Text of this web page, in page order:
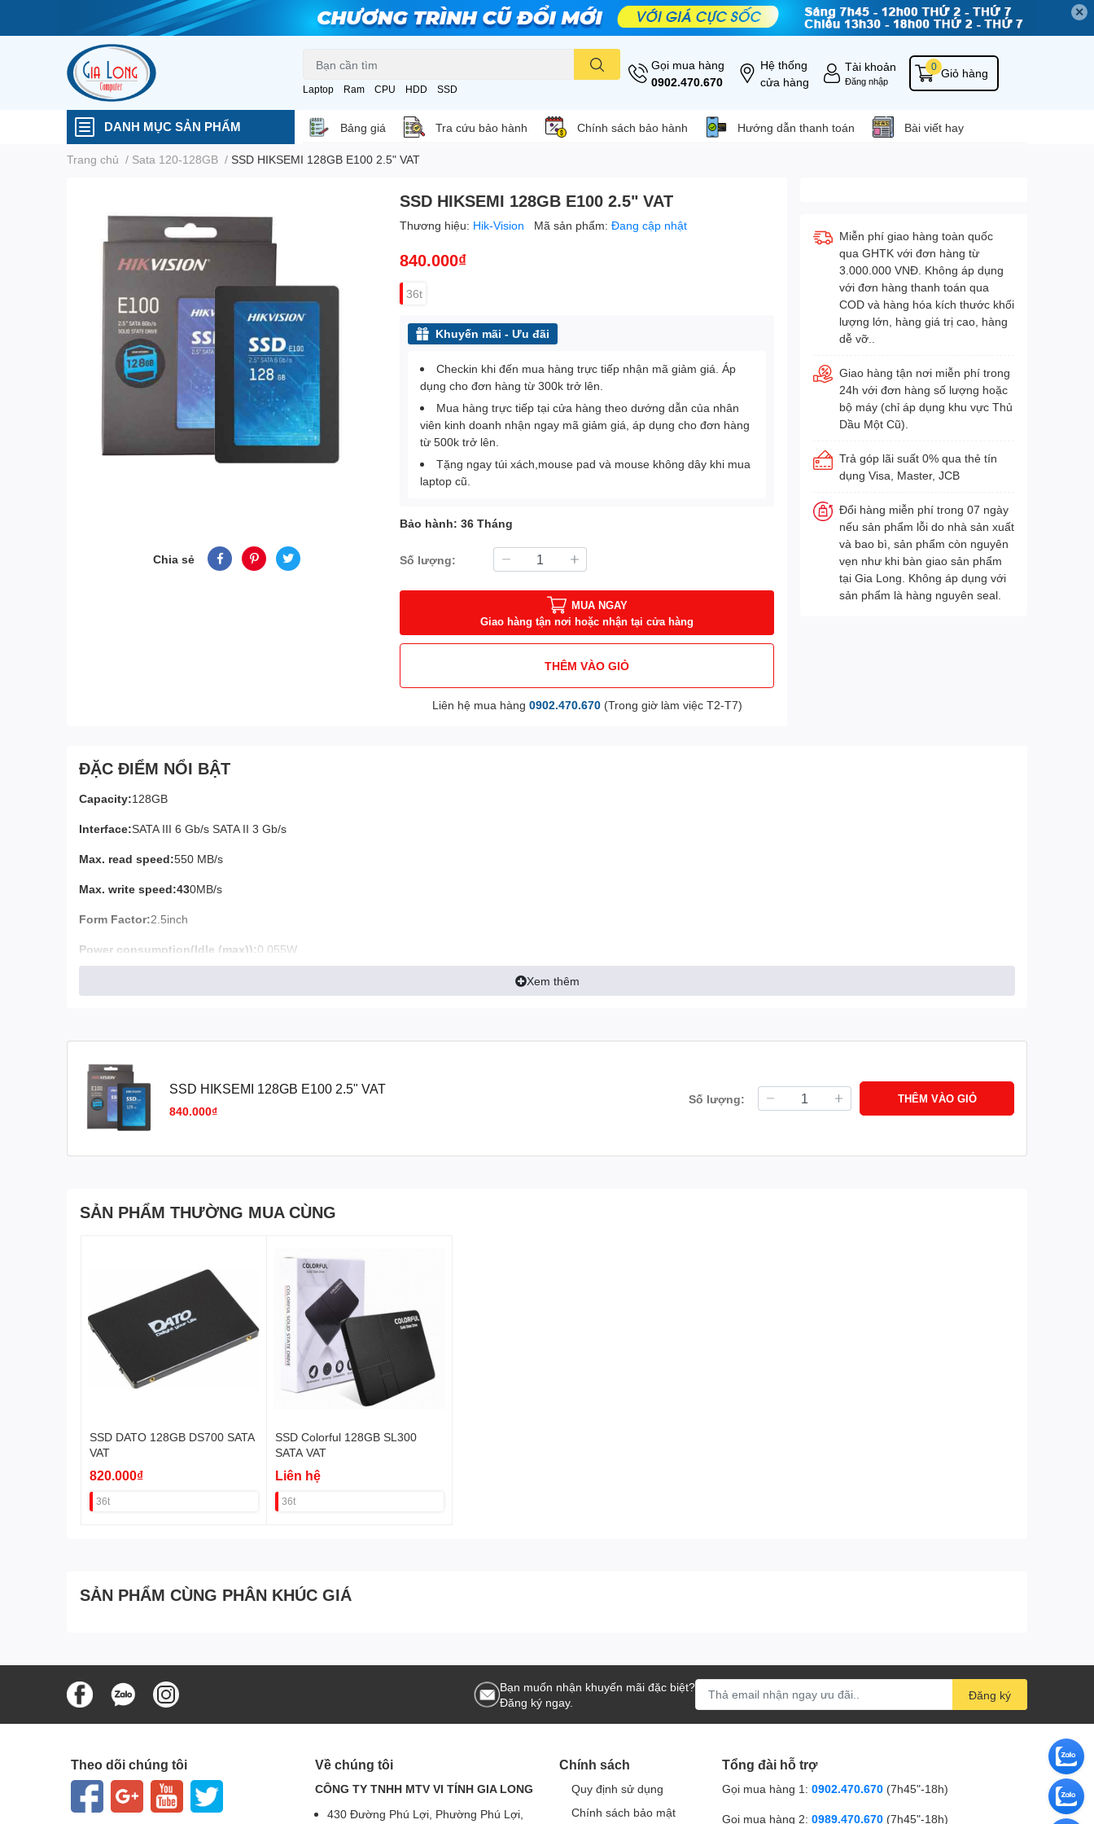
✕
Laptop Ram CPU HDD SSD
Gọi mua hàng
0902.470.670
Hệ thống
cửa hàng
Tài khoản
Đăng nhập
Giỏ hàng
0
DANH MỤC SẢN PHẨM Bảng giá Tra cứu bảo hành Chính sách bảo hành Hướng dẫn thanh toán Bài viết hay
Trang chủ / Sata 120-128GB / SSD HIKSEMI 128GB E100 2.5" VAT
Chia sẻ
SSD HIKSEMI 128GB E100 2.5" VAT
Thương hiệu: Hik-Vision Mã sản phẩm:Đang cập nhật
840.000₫
36t
Khuyến mãi - Ưu đãi
Checkin khi đến mua hàng trực tiếp nhận mã giảm giá. Áp
dụng cho đơn hàng từ 300k trở lên.
Mua hàng trực tiếp tại cửa hàng theo dướng dẫn của nhân
viên kinh doanh nhận ngay mã giảm giá, áp dụng cho đơn hàng
từ 500k trở lên.
Tặng ngay túi xách,mouse pad và mouse không dây khi mua
laptop cũ.
Bảo hành: 36 Tháng
Số lượng:
MUA NGAY
Giao hàng tận nơi hoặc nhận tại cửa hàng
THÊM VÀO GIỎ
Liên hệ mua hàng 0902.470.670(Trong giờ làm việc T2-T7)
Miễn phí giao hàng toàn quốc
qua GHTK với đơn hàng từ
3.000.000 VNĐ. Không áp dụng
với đơn hàng thanh toán qua
COD và hàng hóa kích thước khối
lượng lớn, hàng giá trị cao, hàng
dễ vỡ..
Giao hàng tận nơi miễn phí trong
24h với đơn hàng số lượng hoặc
bộ máy (chỉ áp dụng khu vực Thủ
Dầu Một Cũ).
Trả góp lãi suất 0% qua thẻ tín
dụng Visa, Master, JCB
Đổi hàng miễn phí trong 07 ngày
nếu sản phẩm lỗi do nhà sản xuất
và bao bì, sản phẩm còn nguyên
vẹn như khi bàn giao sản phẩm
tại Gia Long. Không áp dụng với
sản phẩm là hàng nguyên seal.
ĐẶC ĐIỂM NỔI BẬT
Capacity:128GB
Interface:SATA III 6 Gb/s SATA II 3 Gb/s
Max. read speed:550 MB/s
Max. write speed:430MB/s
Form Factor:2.5inch
Power consumption(Idle (max)):0.055W
TBW:44TB
NAND:3D TLC
Weight: 30.8g
MTBF（h）:1500000
Operation temperature:0℃ ~ 70℃
Xem thêm
SSD HIKSEMI 128GB E100 2.5" VAT
840.000₫
Số lượng: THÊM VÀO GIỎ
SẢN PHẨM THƯỜNG MUA CÙNG
SSD DATO 128GB DS700 SATA
VAT
820.000₫
36t
SSD Colorful 128GB SL300
SATA VAT
Liên hệ
36t
SẢN PHẨM CÙNG PHÂN KHÚC GIÁ
Bạn muốn nhận khuyến mãi đặc biệt?
Đăng ký ngay.
Đăng ký
Theo dõi chúng tôi Về chúng tôi
CÔNG TY TNHH MTV VI TÍNH GIA LONG
430 Đường Phú Lợi, Phường Phú Lợi,
Chính sách
Quy định sử dụng
Chính sách bảo mật
Tổng đài hỗ trợ
Gọi mua hàng 1: 0902.470.670 (7h45"-18h)
Gọi mua hàng 2: 0989.470.670 (7h45"-18h)